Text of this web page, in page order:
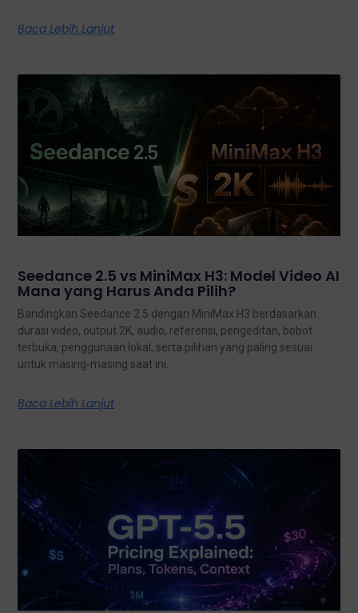
Baca Lebih Lanjut
Seedance 2.5 vs MiniMax H3: Model Video AI
Mana yang Harus Anda Pilih?
Bandingkan Seedance 2.5 dengan MiniMax H3 berdasarkan
durasi video, output 2K, audio, referensi, pengeditan, bobot
terbuka, penggunaan lokal, serta pilihan yang paling sesuai
untuk masing-masing saat ini.
Baca Lebih Lanjut